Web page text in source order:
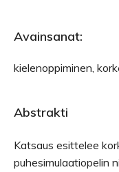
Avainsanat:
kielenoppiminen,
Abstrakti
Katsaus esittelee
puhesimulaatiopelin